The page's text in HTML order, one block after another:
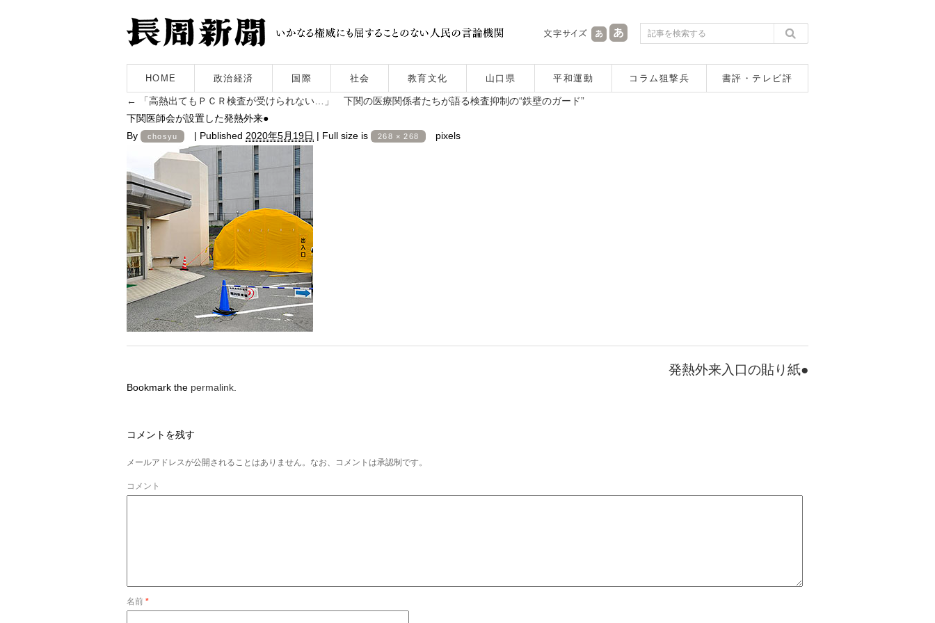
HOME 政治経済 国際 社会 教育文化 山口県 平和運動 コラム狙撃兵 書評・テレビ評
←
「高熱出てもＰＣＲ検査が受けられない…」 下関の医療関係者たちが語る検査抑制の“鉄壁のガード”
下関医師会が設置した発熱外来●
By
chosyu | Published 2020年5月19日 | Full size is 268 × 268 pixels
発熱外来入口の貼り紙●
Bookmark the permalink
コメントを残す
メールアドレスが公開されることはありません。なお、コメントは承認制です。
コメント
名前 *